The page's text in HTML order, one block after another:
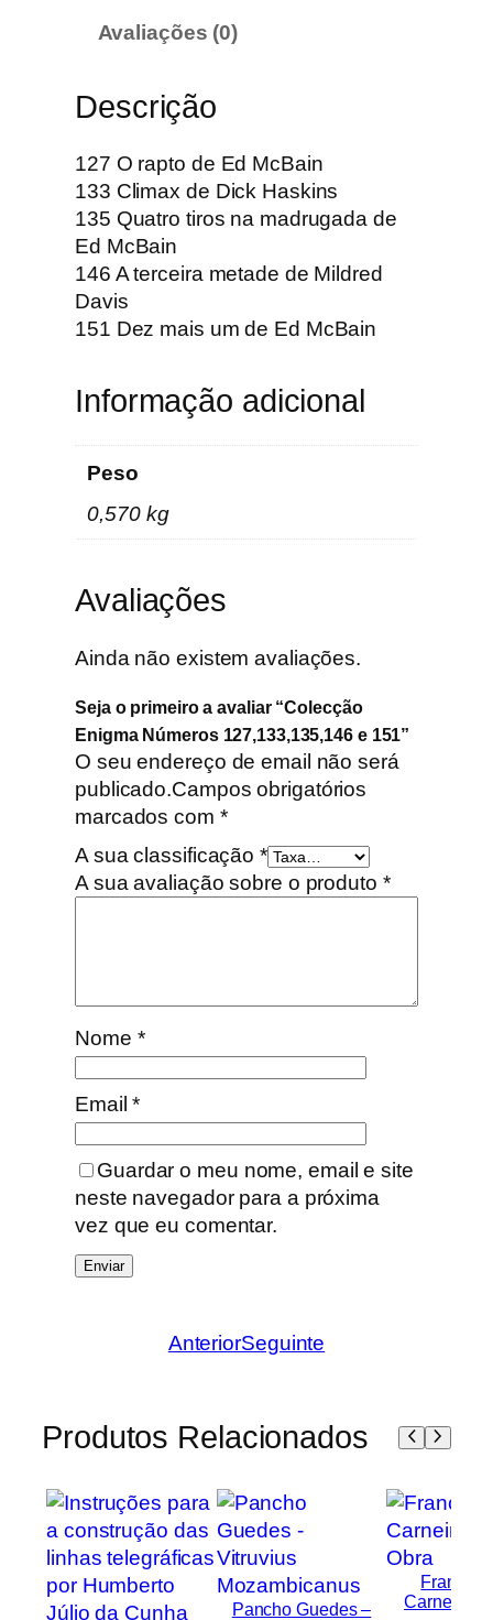
c
ç
ã
o
E
n
i
a
r
s
2
,
1
3
3
,
1
3
5
6
e
5
1
Avaliações (0)
Descrição
127 O rapto de Ed McBain
133 Climax de Dick Haskins
135 Quatro tiros na madrugada de
Ed McBain
146 A terceira metade de Mildred
Davis
151 Dez mais um de Ed McBain
Informação adicional
Peso
0,570 kg
Avaliações
Ainda não existem avaliações.
Seja o primeiro a avaliar “Colecção
Enigma Números 127,133,135,146 e 151”
O seu endereço de email não será
publicado.Campos obrigatórios
marcados com *
A sua classificação *
A sua avaliação sobre o produto *
Nome *
Email*
Guardar o meu nome, email e site
neste navegador para a próxima
vez que eu comentar.
AnteriorSeguinte
Produtos Relacionados
Pancho Guedes –
Carneiro –